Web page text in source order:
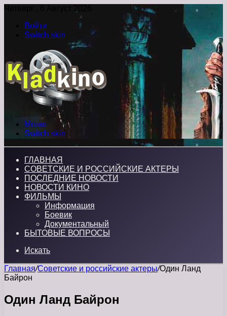
Четверг , 6 Август 2026
Войти
Switch skin
Меню
Switch skin
ГЛАВНАЯ
СОВЕТСКИЕ И РОССИЙСКИЕ АКТЕРЫ
ПОСЛЕДНИЕ НОВОСТИ
НОВОСТИ КИНО
ФИЛЬМЫ
Информация
Боевик
Документальный
БЫТОВЫЕ ВОПРОСЫ
Искать
Главная/Советские и российские актеры/Один Ланд
Байрон
Один Ланд Байрон